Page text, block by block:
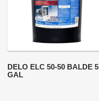
DELO ELC 50-50 BALDE 5
GAL